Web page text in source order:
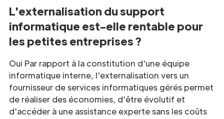
L'externalisation du support
informatique est-elle rentable pour
les petites entreprises ?
Oui Par rapport à la constitution d'une équipe
informatique interne, l'externalisation vers un
fournisseur de services informatiques gérés permet
de réaliser des économies, d'être évolutif et
d'accéder à une assistance experte sans les coûts